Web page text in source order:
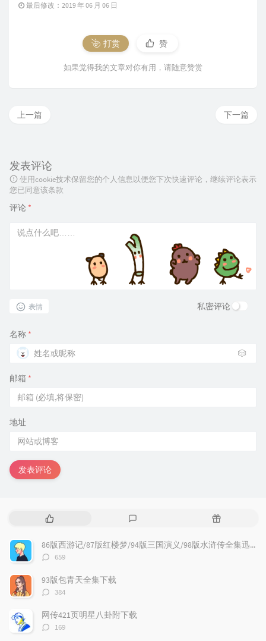
最后修改：2019 年 06 月 06 日
打赏 赞
如果觉得我的文章对你有用，请随意赞赏
下一篇
上一篇
发表评论
使用cookie技术保留您的个人信息以便您下次快速评论，继续评论表示
您已同意该条款
评论 *
表情 私密评论
名称 *
🎲
邮箱 *
地址
发表评论
热
文
章
评
论
随
文
章
86版西游记/87版红楼梦/94版三国演义/98版水浒传全集迅雷下载
评
数：
659
93版包青天全集下载
评
数：
384
网传421页明星八卦附下载
评
169